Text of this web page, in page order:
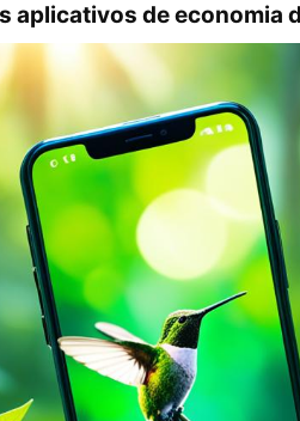
aplicativos de economia